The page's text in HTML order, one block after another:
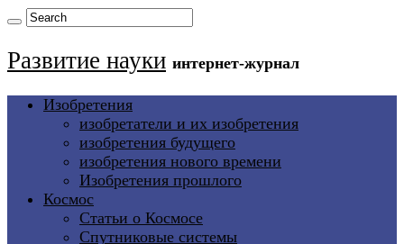
Развитие науки интернет-журнал
Изобретения
изобретатели и их изобретения
изобретения будущего
изобретения нового времени
Изобретения прошлого
Космос
Статьи о Космосе
Спутниковые системы